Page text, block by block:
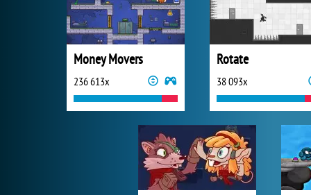
Money Movers
236 613x
Rotate
38 093x